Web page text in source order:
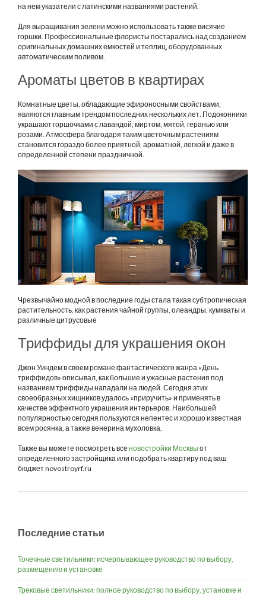
на нем указатели с латинскими названиями растений.
Для выращивания зелени можно использовать также висячие
горшки. Профессиональные флористы постарались над созданием
оригинальных домашних емкостей и теплиц, оборудованных
автоматическим поливом.
Ароматы цветов в квартирах
Комнатные цветы, обладающие эфироносными свойствами,
являются главным трендом последних нескольких лет. Подоконники
украшают горшочками с лавандой, миртом, мятой, геранью или
розами. Атмосфера благодаря таким цветочным растениям
становится гораздо более приятной, ароматной, легкой и даже в
определенной степени праздничной.
Чрезвычайно модной в последние годы стала такая субтропическая
растительность, как растения чайной группы, олеандры, кумкваты и
различные цитрусовые
Триффиды для украшения окон
Джон Уиндем в своем романе фантастического жанра «День
триффидов» описывал, как большие и ужасные растения под
названием триффиды нападали на людей. Сегодня этих
своеобразных хищников удалось «приручить» и применять в
качестве эффектного украшения интерьеров. Наибольшей
популярностью сегодня пользуются непентес и хорошо известная
всем росянка, а также венерина мухоловка.
Также вы можете посмотреть все новостройки Москвы от
определенного застройщика или подобрать квартиру под ваш
бюджет novostroyrf.ru
Последние статьи
Точечные светильники: исчерпывающее руководство по выбору,
размещению и установке
Трековые светильники: полное руководство по выбору, установке и